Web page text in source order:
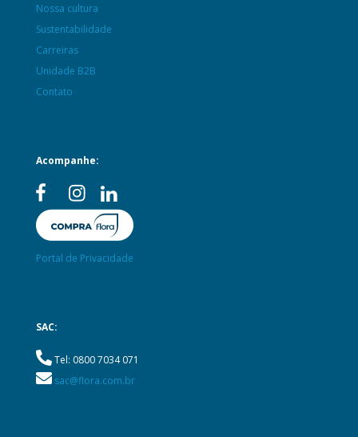
Nossa cultura
Sustentabilidade
Carreiras
Unidade B2B
Contato
Acompanhe:
Portal de Privacidade
SAC:
Tel: 0800 7034 071
sac@flora.com.br